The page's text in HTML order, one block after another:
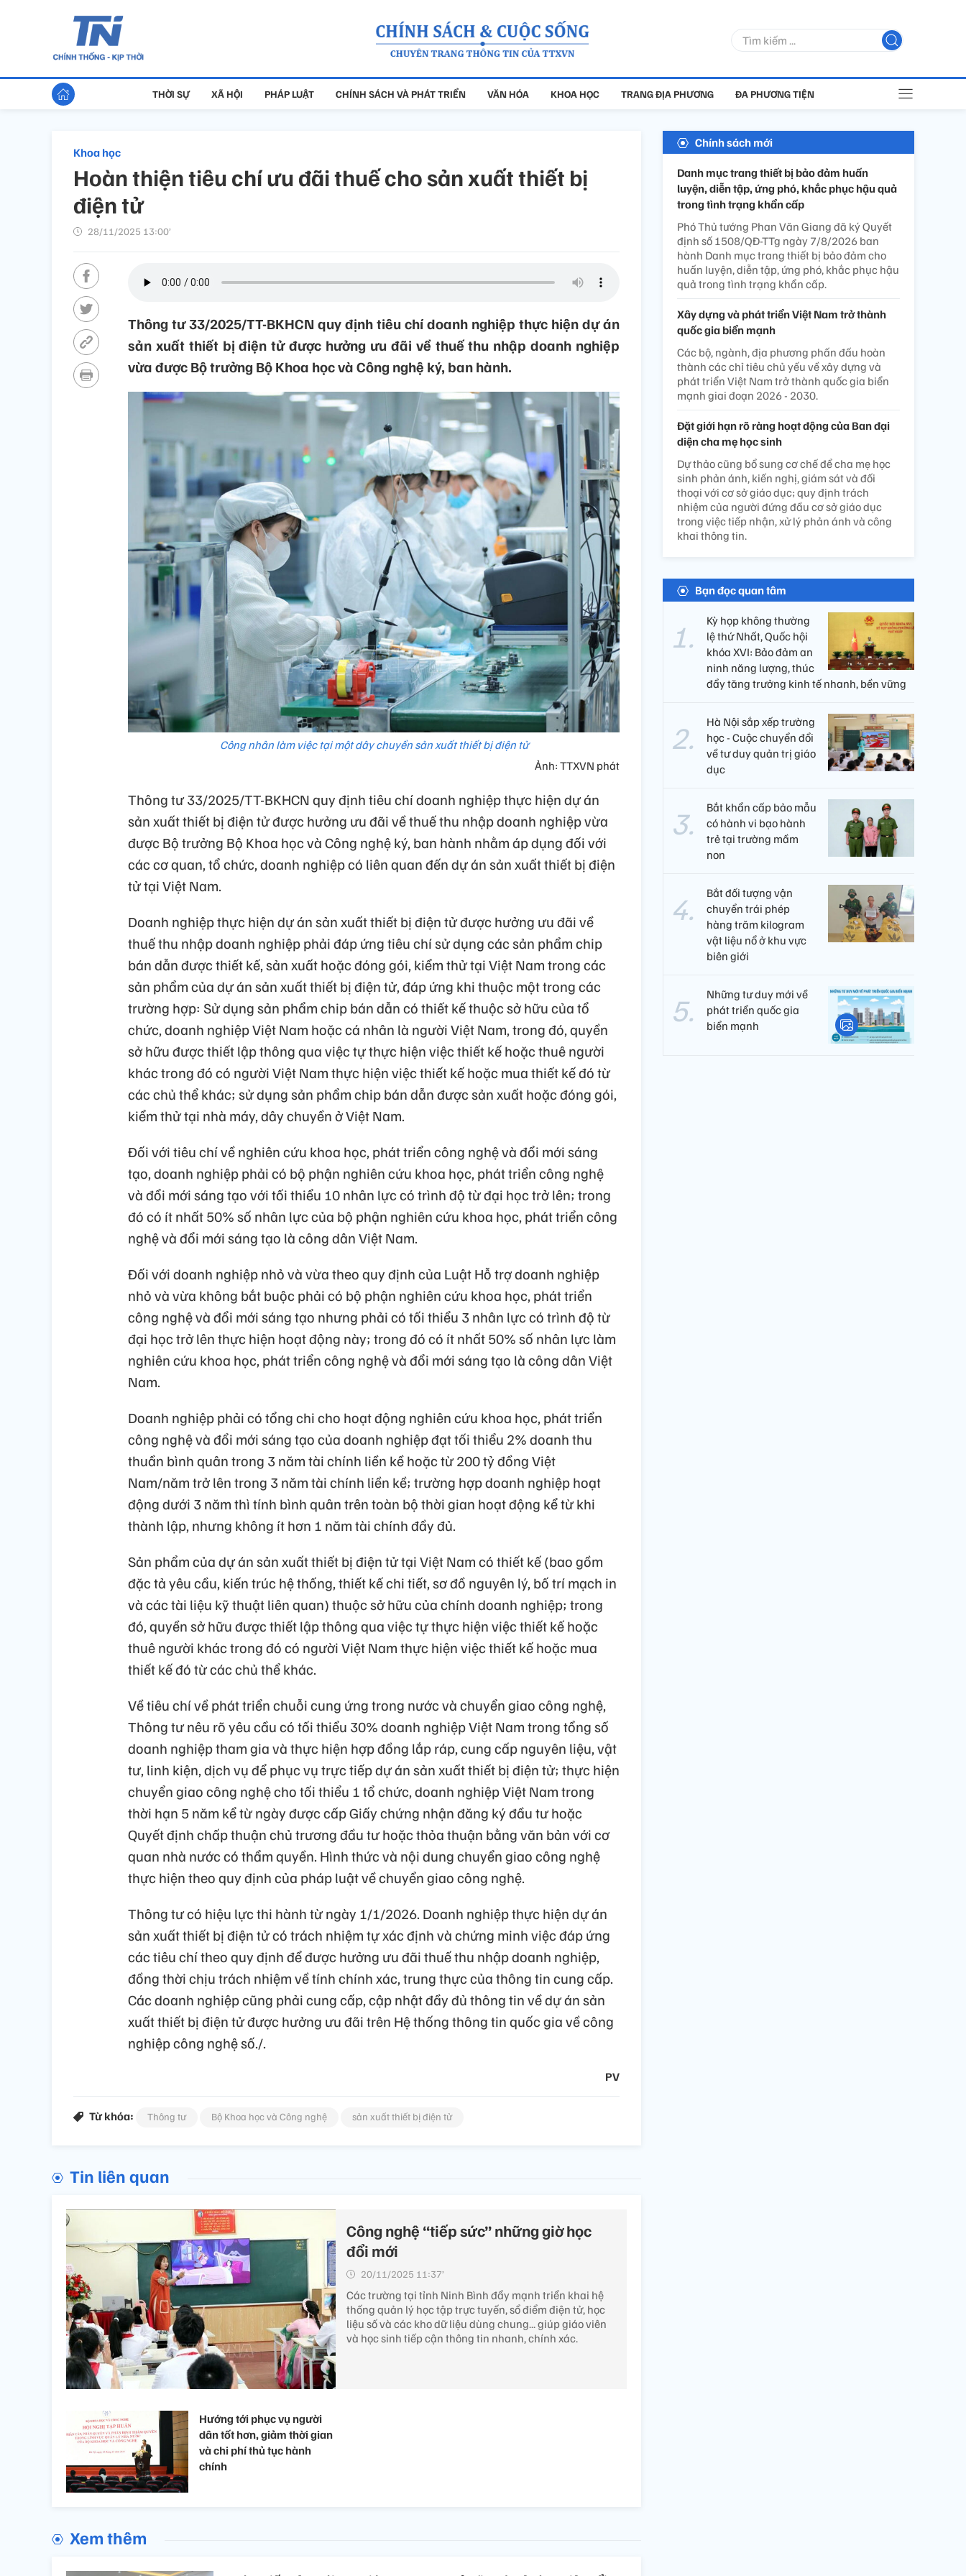
THỜI SỰ XÃ HỘI PHÁP LUẬT CHÍNH SÁCH VÀ PHÁT TRIỂN VĂN HÓA KHOA HỌC TRANG ĐỊA PHƯƠNG ĐA PHƯƠNG TIỆN
Khoa học
Hoàn thiện tiêu chí ưu đãi thuế cho sản xuất thiết bị
điện tử
28/11/2025 13:00’
Thông tư 33/2025/TT-BKHCN quy định tiêu chí doanh nghiệp thực hiện dự án
sản xuất thiết bị điện tử được hưởng ưu đãi về thuế thu nhập doanh nghiệp
vừa được Bộ trưởng Bộ Khoa học và Công nghệ ký, ban hành.
Công nhân làm việc tại một dây chuyền sản xuất thiết bị điện tử
Ảnh: TTXVN phát
Thông tư 33/2025/TT-BKHCN quy định tiêu chí doanh nghiệp thực hiện dự án
sản xuất thiết bị điện tử được hưởng ưu đãi về thuế thu nhập doanh nghiệp vừa
được Bộ trưởng Bộ Khoa học và Công nghệ ký, ban hành nhằm áp dụng đối với
các cơ quan, tổ chức, doanh nghiệp có liên quan đến dự án sản xuất thiết bị điện
tử tại Việt Nam.
Doanh nghiệp thực hiện dự án sản xuất thiết bị điện tử được hưởng ưu đãi về
thuế thu nhập doanh nghiệp phải đáp ứng tiêu chí sử dụng các sản phẩm chip
bán dẫn được thiết kế, sản xuất hoặc đóng gói, kiểm thử tại Việt Nam trong các
sản phẩm của dự án sản xuất thiết bị điện tử, đáp ứng khi thuộc một trong các
trường hợp: Sử dụng sản phẩm chip bán dẫn có thiết kế thuộc sở hữu của tổ
chức, doanh nghiệp Việt Nam hoặc cá nhân là người Việt Nam, trong đó, quyền
sở hữu được thiết lập thông qua việc tự thực hiện việc thiết kế hoặc thuê người
khác trong đó có người Việt Nam thực hiện việc thiết kế hoặc mua thiết kế đó từ
các chủ thể khác; sử dụng sản phẩm chip bán dẫn được sản xuất hoặc đóng gói,
kiểm thử tại nhà máy, dây chuyền ở Việt Nam.
Đối với tiêu chí về nghiên cứu khoa học, phát triển công nghệ và đổi mới sáng
tạo, doanh nghiệp phải có bộ phận nghiên cứu khoa học, phát triển công nghệ
và đổi mới sáng tạo với tối thiểu 10 nhân lực có trình độ từ đại học trở lên; trong
đó có ít nhất 50% số nhân lực của bộ phận nghiên cứu khoa học, phát triển công
nghệ và đổi mới sáng tạo là công dân Việt Nam.
Đối với doanh nghiệp nhỏ và vừa theo quy định của Luật Hỗ trợ doanh nghiệp
nhỏ và vừa không bắt buộc phải có bộ phận nghiên cứu khoa học, phát triển
công nghệ và đổi mới sáng tạo nhưng phải có tối thiểu 3 nhân lực có trình độ từ
đại học trở lên thực hiện hoạt động này; trong đó có ít nhất 50% số nhân lực làm
nghiên cứu khoa học, phát triển công nghệ và đổi mới sáng tạo là công dân Việt
Nam.
Doanh nghiệp phải có tổng chi cho hoạt động nghiên cứu khoa học, phát triển
công nghệ và đổi mới sáng tạo của doanh nghiệp đạt tối thiểu 2% doanh thu
thuần bình quân trong 3 năm tài chính liền kề hoặc từ 200 tỷ đồng Việt
Nam/năm trở lên trong 3 năm tài chính liền kề; trường hợp doanh nghiệp hoạt
động dưới 3 năm thì tính bình quân trên toàn bộ thời gian hoạt động kể từ khi
thành lập, nhưng không ít hơn 1 năm tài chính đầy đủ.
Sản phẩm của dự án sản xuất thiết bị điện tử tại Việt Nam có thiết kế (bao gồm
đặc tả yêu cầu, kiến trúc hệ thống, thiết kế chi tiết, sơ đồ nguyên lý, bố trí mạch in
và các tài liệu kỹ thuật liên quan) thuộc sở hữu của chính doanh nghiệp; trong
đó, quyền sở hữu được thiết lập thông qua việc tự thực hiện việc thiết kế hoặc
thuê người khác trong đó có người Việt Nam thực hiện việc thiết kế hoặc mua
thiết kế đó từ các chủ thể khác.
Về tiêu chí về phát triển chuỗi cung ứng trong nước và chuyển giao công nghệ,
Thông tư nêu rõ yêu cầu có tối thiểu 30% doanh nghiệp Việt Nam trong tổng số
doanh nghiệp tham gia và thực hiện hợp đồng lắp ráp, cung cấp nguyên liệu, vật
tư, linh kiện, dịch vụ để phục vụ trực tiếp dự án sản xuất thiết bị điện tử; thực hiện
chuyển giao công nghệ cho tối thiểu 1 tổ chức, doanh nghiệp Việt Nam trong
thời hạn 5 năm kể từ ngày được cấp Giấy chứng nhận đăng ký đầu tư hoặc
Quyết định chấp thuận chủ trương đầu tư hoặc thỏa thuận bằng văn bản với cơ
quan nhà nước có thẩm quyền. Hình thức và nội dung chuyển giao công nghệ
thực hiện theo quy định của pháp luật về chuyển giao công nghệ.
Thông tư có hiệu lực thi hành từ ngày 1/1/2026. Doanh nghiệp thực hiện dự án
sản xuất thiết bị điện tử có trách nhiệm tự xác định và chứng minh việc đáp ứng
các tiêu chí theo quy định để được hưởng ưu đãi thuế thu nhập doanh nghiệp,
đồng thời chịu trách nhiệm về tính chính xác, trung thực của thông tin cung cấp.
Các doanh nghiệp cũng phải cung cấp, cập nhật đầy đủ thông tin về dự án sản
xuất thiết bị điện tử được hưởng ưu đãi trên Hệ thống thông tin quốc gia về công
nghiệp công nghệ số./.
PV
Từ khóa: Thông tư Bộ Khoa học và Công nghệ sản xuất thiết bị điện tử
Tin liên quan
Công nghệ “tiếp sức” những giờ học
đổi mới
20/11/2025 11:37’
Các trường tại tỉnh Ninh Bình đẩy mạnh triển khai hệ
thống quản lý học tập trực tuyến, sổ điểm điện tử, học
liệu số và các kho dữ liệu dùng chung... giúp giáo viên
và học sinh tiếp cận thông tin nhanh, chính xác.
Hướng tới phục vụ người
dân tốt hơn, giảm thời gian
và chi phí thủ tục hành
chính
Xem thêm
Chính sách mới
Danh mục trang thiết bị bảo đảm huấn
luyện, diễn tập, ứng phó, khắc phục hậu quả
trong tình trạng khẩn cấp
Phó Thủ tướng Phan Văn Giang đã ký Quyết
định số 1508/QĐ-TTg ngày 7/8/2026 ban
hành Danh mục trang thiết bị bảo đảm cho
huấn luyện, diễn tập, ứng phó, khắc phục hậu
quả trong tình trạng khẩn cấp.
Xây dựng và phát triển Việt Nam trở thành
quốc gia biển mạnh
Các bộ, ngành, địa phương phấn đấu hoàn
thành các chỉ tiêu chủ yếu về xây dựng và
phát triển Việt Nam trở thành quốc gia biển
mạnh giai đoạn 2026 - 2030.
Đặt giới hạn rõ ràng hoạt động của Ban đại
diện cha mẹ học sinh
Dự thảo cũng bổ sung cơ chế để cha mẹ học
sinh phản ánh, kiến nghị, giám sát và đối
thoại với cơ sở giáo dục; quy định trách
nhiệm của người đứng đầu cơ sở giáo dục
trong việc tiếp nhận, xử lý phản ánh và công
khai thông tin.
Bạn đọc quan tâm
Kỳ họp không thường
lệ thứ Nhất, Quốc hội
khóa XVI: Bảo đảm an
ninh năng lượng, thúc
đẩy tăng trưởng kinh tế nhanh, bền vững
Hà Nội sắp xếp trường
học - Cuộc chuyển đổi
về tư duy quản trị giáo
dục
Bắt khẩn cấp bảo mẫu
có hành vi bạo hành
trẻ tại trường mầm
non
Bắt đối tượng vận
chuyển trái phép
hàng trăm kilogram
vật liệu nổ ở khu vực
biên giới
Những tư duy mới về
phát triển quốc gia
biển mạnh